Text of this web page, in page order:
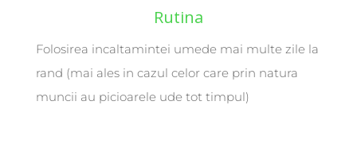
Rutina
Folosirea incaltamintei umede mai multe zile la
rand (mai ales in cazul celor care prin natura
muncii au picioarele ude tot timpul)